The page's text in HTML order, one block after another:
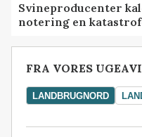
Svineproducenter
notering en
FRA VORES
LANDBRUGNORD